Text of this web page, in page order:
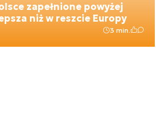
zapełnione powyżej
niż w reszcie Europy
3 min.